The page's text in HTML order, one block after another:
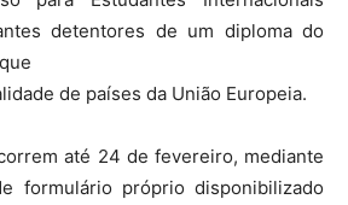
detentores de um diploma do
de países da União Europeia.
até 24 de fevereiro, mediante
formulário próprio disponibilizado